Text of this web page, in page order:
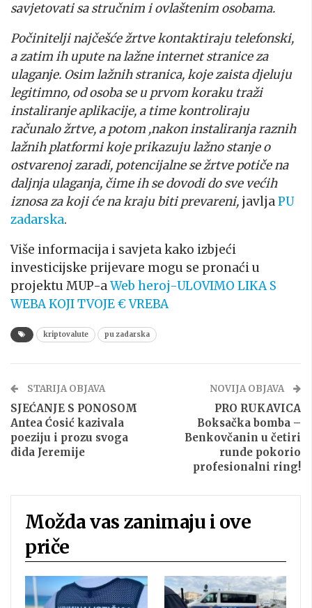
savjetovati sa stručnim i ovlaštenim osobama.
Počinitelji najčešće žrtve kontaktiraju telefonski,
a zatim ih upute na lažne internet stranice za
ulaganje. Osim lažnih stranica, koje zaista djeluju
legitimno, od osoba se u prvom koraku traži
instaliranje aplikacije, a time kontroliraju
računalo žrtve, a potom ,nakon instaliranja raznih
lažnih platformi koje prikazuju lažno stanje o
ostvarenoj zaradi, potencijalne se žrtve potiče na
daljnja ulaganja, čime ih se dovodi do sve većih
iznosa za koji će na kraju biti prevareni, javljaPU
zadarska.
Više informacija i savjeta kako izbjeći
investicijske prijevare mogu se pronaći u
projektu MUP-aWeb heroj-ULOVIMO LIKA S
WEBA KOJI TVOJE € VREBA
kriptovalute pu zadarska
STARIJA OBJAVA
SJEĆANJE S PONOSOM
Antea Ćosić kazivala
poeziju i prozu svoga
dida Jeremije
NOVIJA OBJAVA
PRO RUKAVICA
Boksačka bomba –
Benkovčanin u četiri
runde pokorio
profesionalni ring!
Možda vas zanimaju i ove
priče